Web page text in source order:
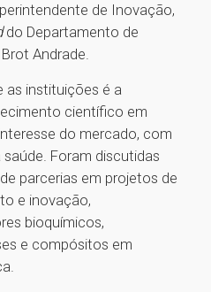
de Inovação,
do Departamento de
Andrade.
as instituições é a
científico em
do mercado, com
Foram discutidas
parcerias em projetos de
e inovação,
bioquímicos,
e compósitos em